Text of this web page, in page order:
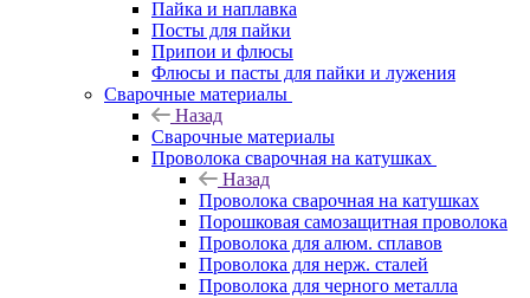
Пайка и наплавка
Посты для пайки
Припои и флюсы
Флюсы и пасты для пайки и лужения
Сварочные материалы
Назад
Сварочные материалы
Проволока сварочная на катушках
Назад
Проволока сварочная на катушках
Порошковая самозащитная проволока
Проволока для алюм. сплавов
Проволока для нерж. сталей
Проволока для черного металла